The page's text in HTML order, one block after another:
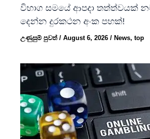
විභාග සමයේ ආපදා තත්ත්වයක්
දෙන්න දුරකථන අංක පහක්!
උණුසුම් පුවත්/August 6, 2026/News,top